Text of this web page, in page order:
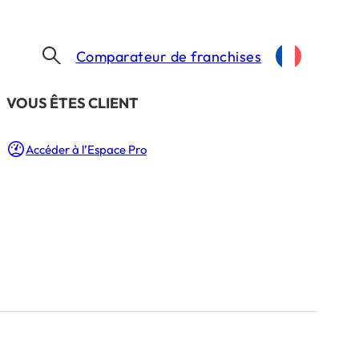
​VOUS ÊTES CLIENT
Accéder à l’Espace Pro
Comparateur de franchises